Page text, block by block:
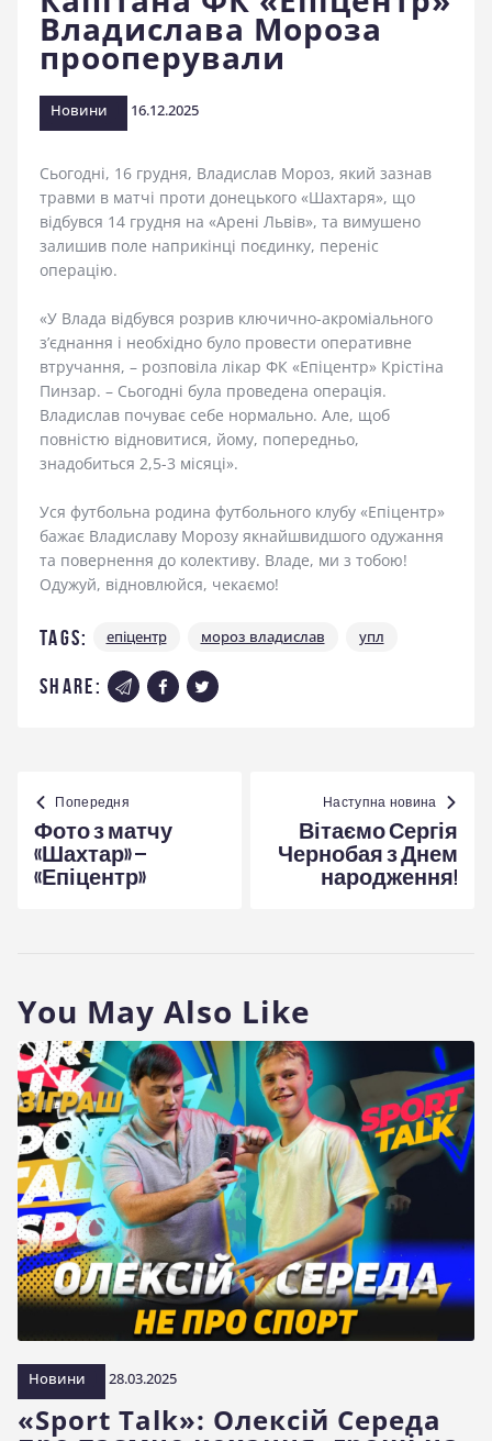
стадіоні
Владислава Мороза
прооперували
Новини 16.12.2025
Сьогодні, 16 грудня, Владислав Мороз, який зазнав
травми в матчі проти донецького «Шахтаря», що
відбувся 14 грудня на «Арені Львів», та вимушено
залишив поле наприкінці поєдинку, переніс
операцію.
«У Влада відбувся розрив ключично-акроміального
зʼєднання і необхідно було провести оперативне
втручання, – розповіла лікар ФК «Епіцентр» Крістіна
Пинзар. – Сьогодні була проведена операція.
Владислав почуває себе нормально. Але, щоб
повністю відновитися, йому, попередньо,
знадобиться 2,5-3 місяці».
Уся футбольна родина футбольного клубу «Епіцентр»
бажає Владиславу Морозу якнайшвидшого одужання
та повернення до колективу. Владе, ми з тобою!
Одужуй, відновлюйся, чекаємо!
Tags: епіцентр мороз владислав упл
share:
Навігація
записів
Попередня
Фото з матчу
«Шахтар» –
«Епіцентр»
Наступна новина
Вітаємо Сергія
Чернобая з Днем
народження!
You May Also Like
Новини 28.03.2025
«Sport Talk»: Олексій Середа